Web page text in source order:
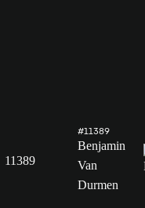
11389
#11389
Benjamin
Van
Durmen